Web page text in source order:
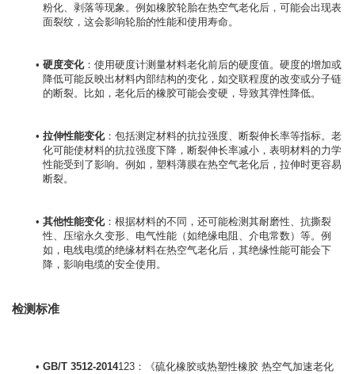
粉化、剥落等现象。例如橡胶轮胎在热空气老化后，可能会出现表
面裂纹，这会影响轮胎的性能和使用寿命。
硬度变化：使用硬度计测量材料老化前后的硬度值。硬度的增加或
降低可能反映出材料内部结构的变化，如交联程度的改变或分子链
的断裂。比如，老化后的橡胶可能会变硬，导致其弹性降低。
拉伸性能变化：包括测定材料的抗拉强度、断裂伸长率等指标。老
化可能使材料的抗拉强度下降，断裂伸长率减小，表明材料的力学
性能受到了影响。例如，塑料薄膜在热空气老化后，拉伸时更容易
断裂。
其他性能变化：根据材料的不同，还可能检测其耐磨性、抗撕裂
性、压缩永久变形、电气性能（如绝缘电阻、介电常数）等。例
如，电线电缆的绝缘材料在热空气老化后，其绝缘性能可能会下
降，影响电缆的安全使用。
检测标准
GB/T 3512-2014123：《硫化橡胶或热塑性橡胶 热空气加速老化